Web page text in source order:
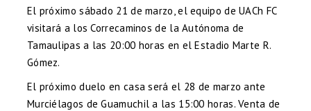
El próximo sábado 21 de marzo, el equipo de UACh FC
visitará a los Correcaminos de la Autónoma de
Tamaulipas a las 20:00 horas en el Estadio Marte R.
Gómez.
El próximo duelo en casa será el 28 de marzo ante
Murciélagos de Guamuchil a las 15:00 horas. Venta de